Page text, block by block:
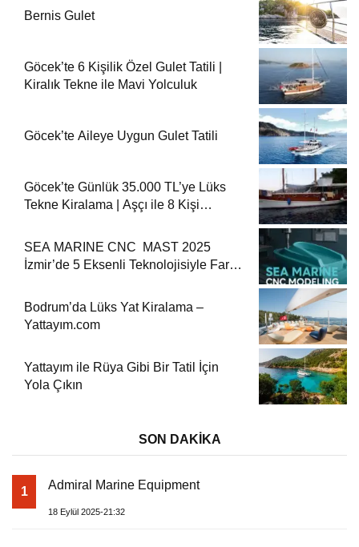
Bernis Gulet
Göcek’te 6 Kişilik Özel Gulet Tatili |
Kiralık Tekne ile Mavi Yolculuk
Göcek’te Aileye Uygun Gulet Tatili
Göcek’te Günlük 35.000 TL’ye Lüks
Tekne Kiralama | Aşçı ile 8 Kişi
SEA MARINE CNC MAST 2025
İzmir’de 5 Eksenli Teknolojisiyle Fark
Bodrum’da Lüks Yat Kiralama –
Yattayım.com
Yattayım ile Rüya Gibi Bir Tatil İçin
Yola Çıkın
SON DAKİKA
1 Admiral Marine Equipment
18 Eylül 2025-21:32